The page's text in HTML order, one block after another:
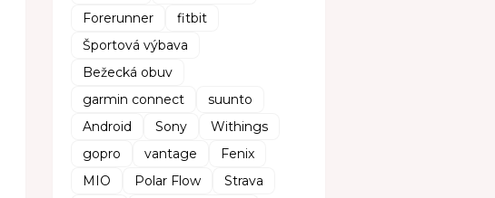
Forerunner
fitbit
Športová výbava
Bežecká obuv
garmin connect
suunto
Android
Sony
Withings
gopro
vantage
Fenix
MIO
Polar Flow
Strava